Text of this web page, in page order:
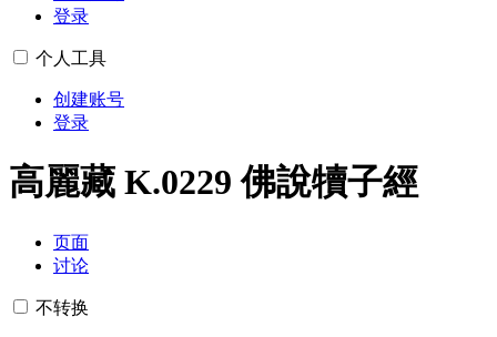
登录
个人工具
创建账号
登录
高麗藏 K.0229 佛說犢子經
页面
讨论
不转换